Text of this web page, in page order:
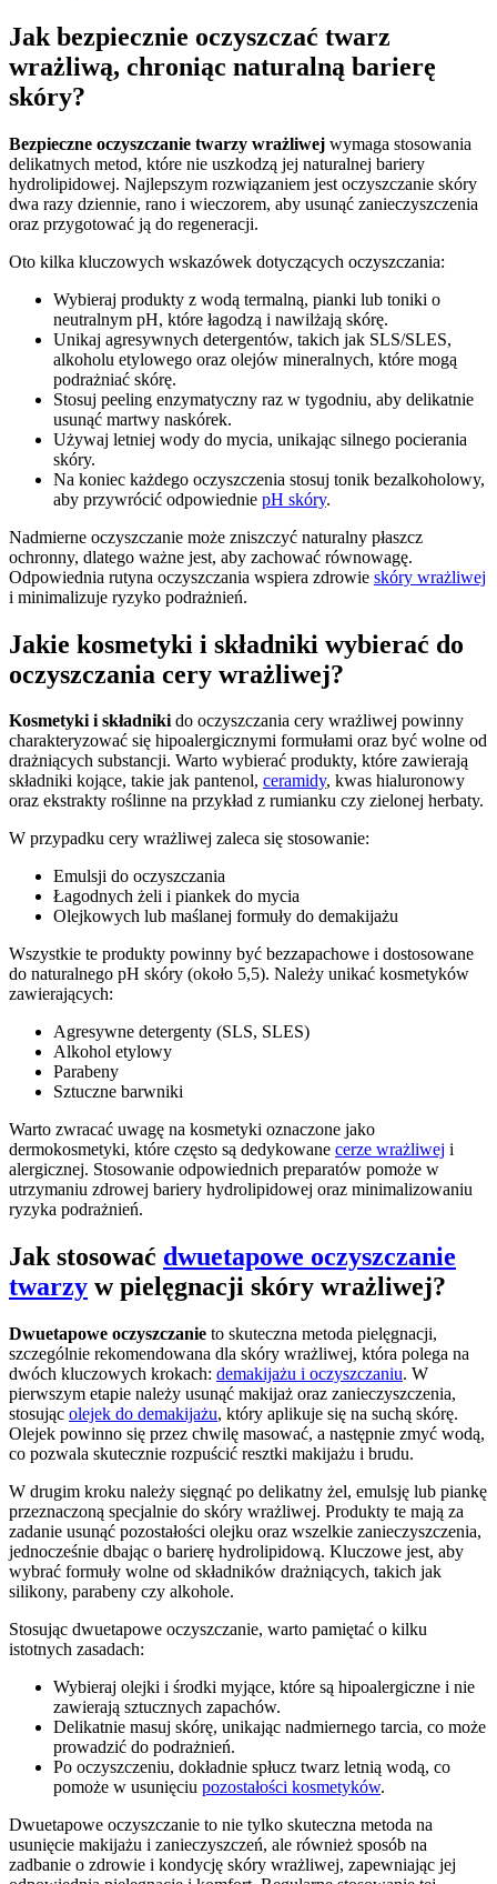
Jak bezpiecznie oczyszczać twarz
wrażliwą, chroniąc naturalną barierę
skóry?
Bezpieczne oczyszczanie twarzy wrażliwej wymaga stosowania
delikatnych metod, które nie uszkodzą jej naturalnej bariery
hydrolipidowej. Najlepszym rozwiązaniem jest oczyszczanie skóry
dwa razy dziennie, rano i wieczorem, aby usunąć zanieczyszczenia
oraz przygotować ją do regeneracji.
Oto kilka kluczowych wskazówek dotyczących oczyszczania:
Wybieraj produkty z wodą termalną, pianki lub toniki o
neutralnym pH, które łagodzą i nawilżają skórę.
Unikaj agresywnych detergentów, takich jak SLS/SLES,
alkoholu etylowego oraz olejów mineralnych, które mogą
podrażniać skórę.
Stosuj peeling enzymatyczny raz w tygodniu, aby delikatnie
usunąć martwy naskórek.
Używaj letniej wody do mycia, unikając silnego pocierania
skóry.
Na koniec każdego oczyszczenia stosuj tonik bezalkoholowy,
aby przywrócić odpowiednie pH skóry.
Nadmierne oczyszczanie może zniszczyć naturalny płaszcz
ochronny, dlatego ważne jest, aby zachować równowagę.
Odpowiednia rutyna oczyszczania wspiera zdrowie skóry wrażliwej
i minimalizuje ryzyko podrażnień.
Jakie kosmetyki i składniki wybierać do
oczyszczania cery wrażliwej?
Kosmetyki i składnikido oczyszczania cery wrażliwej powinny
charakteryzować się hipoalergicznymi formułami oraz być wolne od
drażniących substancji. Warto wybierać produkty, które zawierają
składniki kojące, takie jak pantenol, ceramidy, kwas hialuronowy
oraz ekstrakty roślinne na przykład z rumianku czy zielonej herbaty.
W przypadku cery wrażliwej zaleca się stosowanie:
Emulsji do oczyszczania
Łagodnych żeli i piankek do mycia
Olejkowych lub maślanej formuły do demakijażu
Wszystkie te produkty powinny być bezzapachowe i dostosowane
do naturalnego pH skóry (około 5,5). Należy unikać kosmetyków
zawierających:
Agresywne detergenty (SLS, SLES)
Alkohol etylowy
Parabeny
Sztuczne barwniki
Warto zwracać uwagę na kosmetyki oznaczone jako
dermokosmetyki, które często są dedykowane cerze wrażliwej i
alergicznej. Stosowanie odpowiednich preparatów pomoże w
utrzymaniu zdrowej bariery hydrolipidowej oraz minimalizowaniu
ryzyka podrażnień.
Jak stosować dwuetapowe oczyszczanie
twarzy w pielęgnacji skóry wrażliwej?
Dwuetapowe oczyszczanie to skuteczna metoda pielęgnacji,
szczególnie rekomendowana dla skóry wrażliwej, która polega na
dwóch kluczowych krokach: demakijażu i oczyszczaniu. W
pierwszym etapie należy usunąć makijaż oraz zanieczyszczenia,
stosując olejek do demakijażu, który aplikuje się na suchą skórę.
Olejek powinno się przez chwilę masować, a następnie zmyć wodą,
co pozwala skutecznie rozpuścić resztki makijażu i brudu.
W drugim kroku należy sięgnąć po delikatny żel, emulsję lub piankę
przeznaczoną specjalnie do skóry wrażliwej. Produkty te mają za
zadanie usunąć pozostałości olejku oraz wszelkie zanieczyszczenia,
jednocześnie dbając o barierę hydrolipidową. Kluczowe jest, aby
wybrać formuły wolne od składników drażniących, takich jak
silikony, parabeny czy alkohole.
Stosując dwuetapowe oczyszczanie, warto pamiętać o kilku
istotnych zasadach:
Wybieraj olejki i środki myjące, które są hipoalergiczne i nie
zawierają sztucznych zapachów.
Delikatnie masuj skórę, unikając nadmiernego tarcia, co może
prowadzić do podrażnień.
Po oczyszczeniu, dokładnie spłucz twarz letnią wodą, co
pomoże w usunięciu pozostałości kosmetyków.
Dwuetapowe oczyszczanie to nie tylko skuteczna metoda na
usunięcie makijażu i zanieczyszczeń, ale również sposób na
zadbanie o zdrowie i kondycję skóry wrażliwej, zapewniając jej